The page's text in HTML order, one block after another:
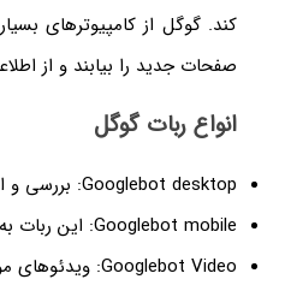
کند. گوگل از کامپیوترهای
صفحات جدید را بیابند و از
انواع ربات گوگل
Googlebot desktop: بررسی و ایندکس نسخه دسکتاپی وب سایت ها را انجام می دهد
Googlebot mobile: این ربات به بررسی و ایندکس نسخه مویابلی سایت ها می پردازد.
Googlebot Video: ویدئوهای موجود در وب را بررسی می کند.